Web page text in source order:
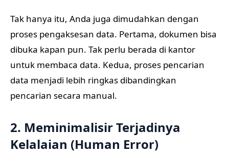
Tak hanya itu, Anda juga dimudahkan dengan
proses pengaksesan data. Pertama, dokumen bisa
dibuka kapan pun. Tak perlu berada di kantor
untuk membaca data. Kedua, proses pencarian
data menjadi lebih ringkas dibandingkan
pencarian secara manual.
2. Meminimalisir Terjadinya
Kelalaian (Human Error)